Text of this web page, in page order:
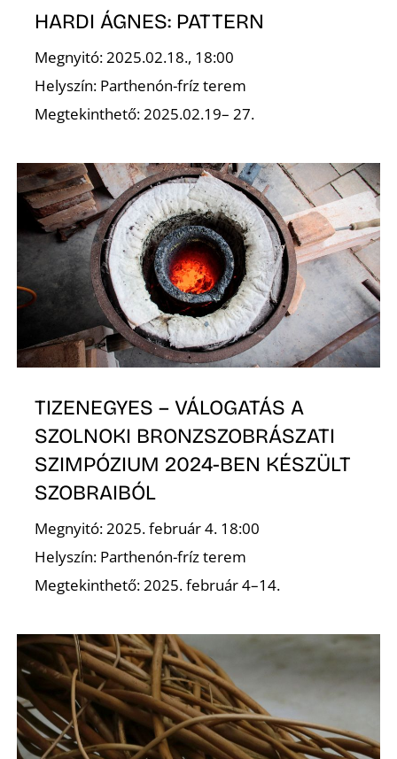
HARDI ÁGNES: PATTERN
Megnyitó: 2025.02.18., 18:00
Helyszín: Parthenón-fríz terem
Megtekinthető: 2025.02.19– 27.
TIZENEGYES – VÁLOGATÁS A
SZOLNOKI BRONZSZOBRÁSZATI
SZIMPÓZIUM 2024-BEN KÉSZÜLT
SZOBRAIBÓL
Megnyitó: 2025. február 4. 18:00
Helyszín: Parthenón-fríz terem
Megtekinthető: 2025. február 4–14.